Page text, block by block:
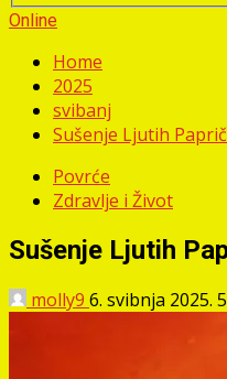
Online
Home
2025
svibanj
Sušenje Ljutih
Povrće
Zdravlje i Život
Sušenje Ljutih
molly9 6. svibnja 2025.